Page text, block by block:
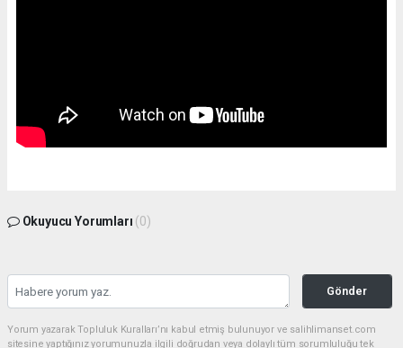
Okuyucu Yorumları (0)
Gönder
Yorum yazarak Topluluk Kuralları’nı kabul etmiş bulunuyor ve salihlimanset.com
sitesine yaptığınız yorumunuzla ilgili doğrudan veya dolaylı tüm sorumluluğu tek